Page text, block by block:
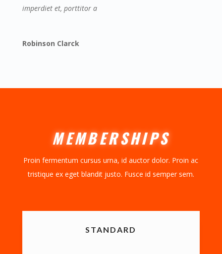
imperdiet et, porttitor a
Robinson Clarck
MEMBERSHIPS
Proin fermentum cursus urna, id auctor dolor. Proin ac
tristique ex eget blandit justo. Fusce id semper sem.
STANDARD